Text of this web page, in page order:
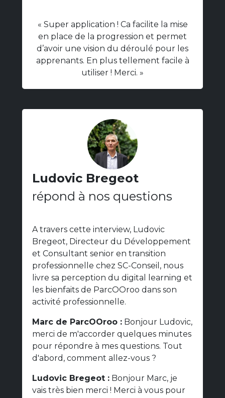
« Super application ! Ca facilite la mise
en place de la progression et permet
d’avoir une vision du déroulé pour les
apprenants. En plus tellement facile à
utiliser ! Merci. »
Ludovic Bregeot
répond à nos questions
A travers cette interview, Ludovic
Bregeot, Directeur du Développement
et Consultant senior en transition
professionnelle chez SC-Conseil, nous
livre sa perception du digital learning et
les bienfaits de ParcOOroo dans son
activité professionnelle.
Marc de ParcOOroo : Bonjour Ludovic,
merci de m'accorder quelques minutes
pour répondre à mes questions. Tout
d'abord, comment allez-vous ?
Ludovic Bregeot : Bonjour Marc, je
vais très bien merci ! Merci à vous pour